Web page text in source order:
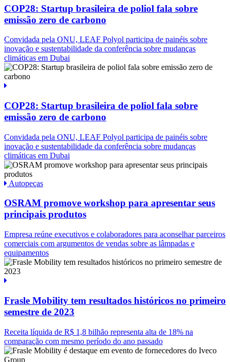
COP28: Startup brasileira de poliol fala sobre
emissão zero de carbono
Convidada pela ONU, LEAF Polyol participa de painéis sobre
inovação e sustentabilidade da conferência sobre mudanças
climáticas em Dubai
COP28: Startup brasileira de poliol fala sobre
emissão zero de carbono
Convidada pela ONU, LEAF Polyol participa de painéis sobre
inovação e sustentabilidade da conferência sobre mudanças
climáticas em Dubai
Autopeças
OSRAM promove workshop para apresentar seus
principais produtos
Empresa reúne executivos e colaboradores para aconselhar parceiros
comerciais com argumentos de vendas sobre as lâmpadas e
equipamentos
Frasle Mobility tem resultados históricos no primeiro
semestre de 2023
Receita líquida de R$ 1,8 bilhão representa alta de 18% na
comparação com mesmo período do ano passado